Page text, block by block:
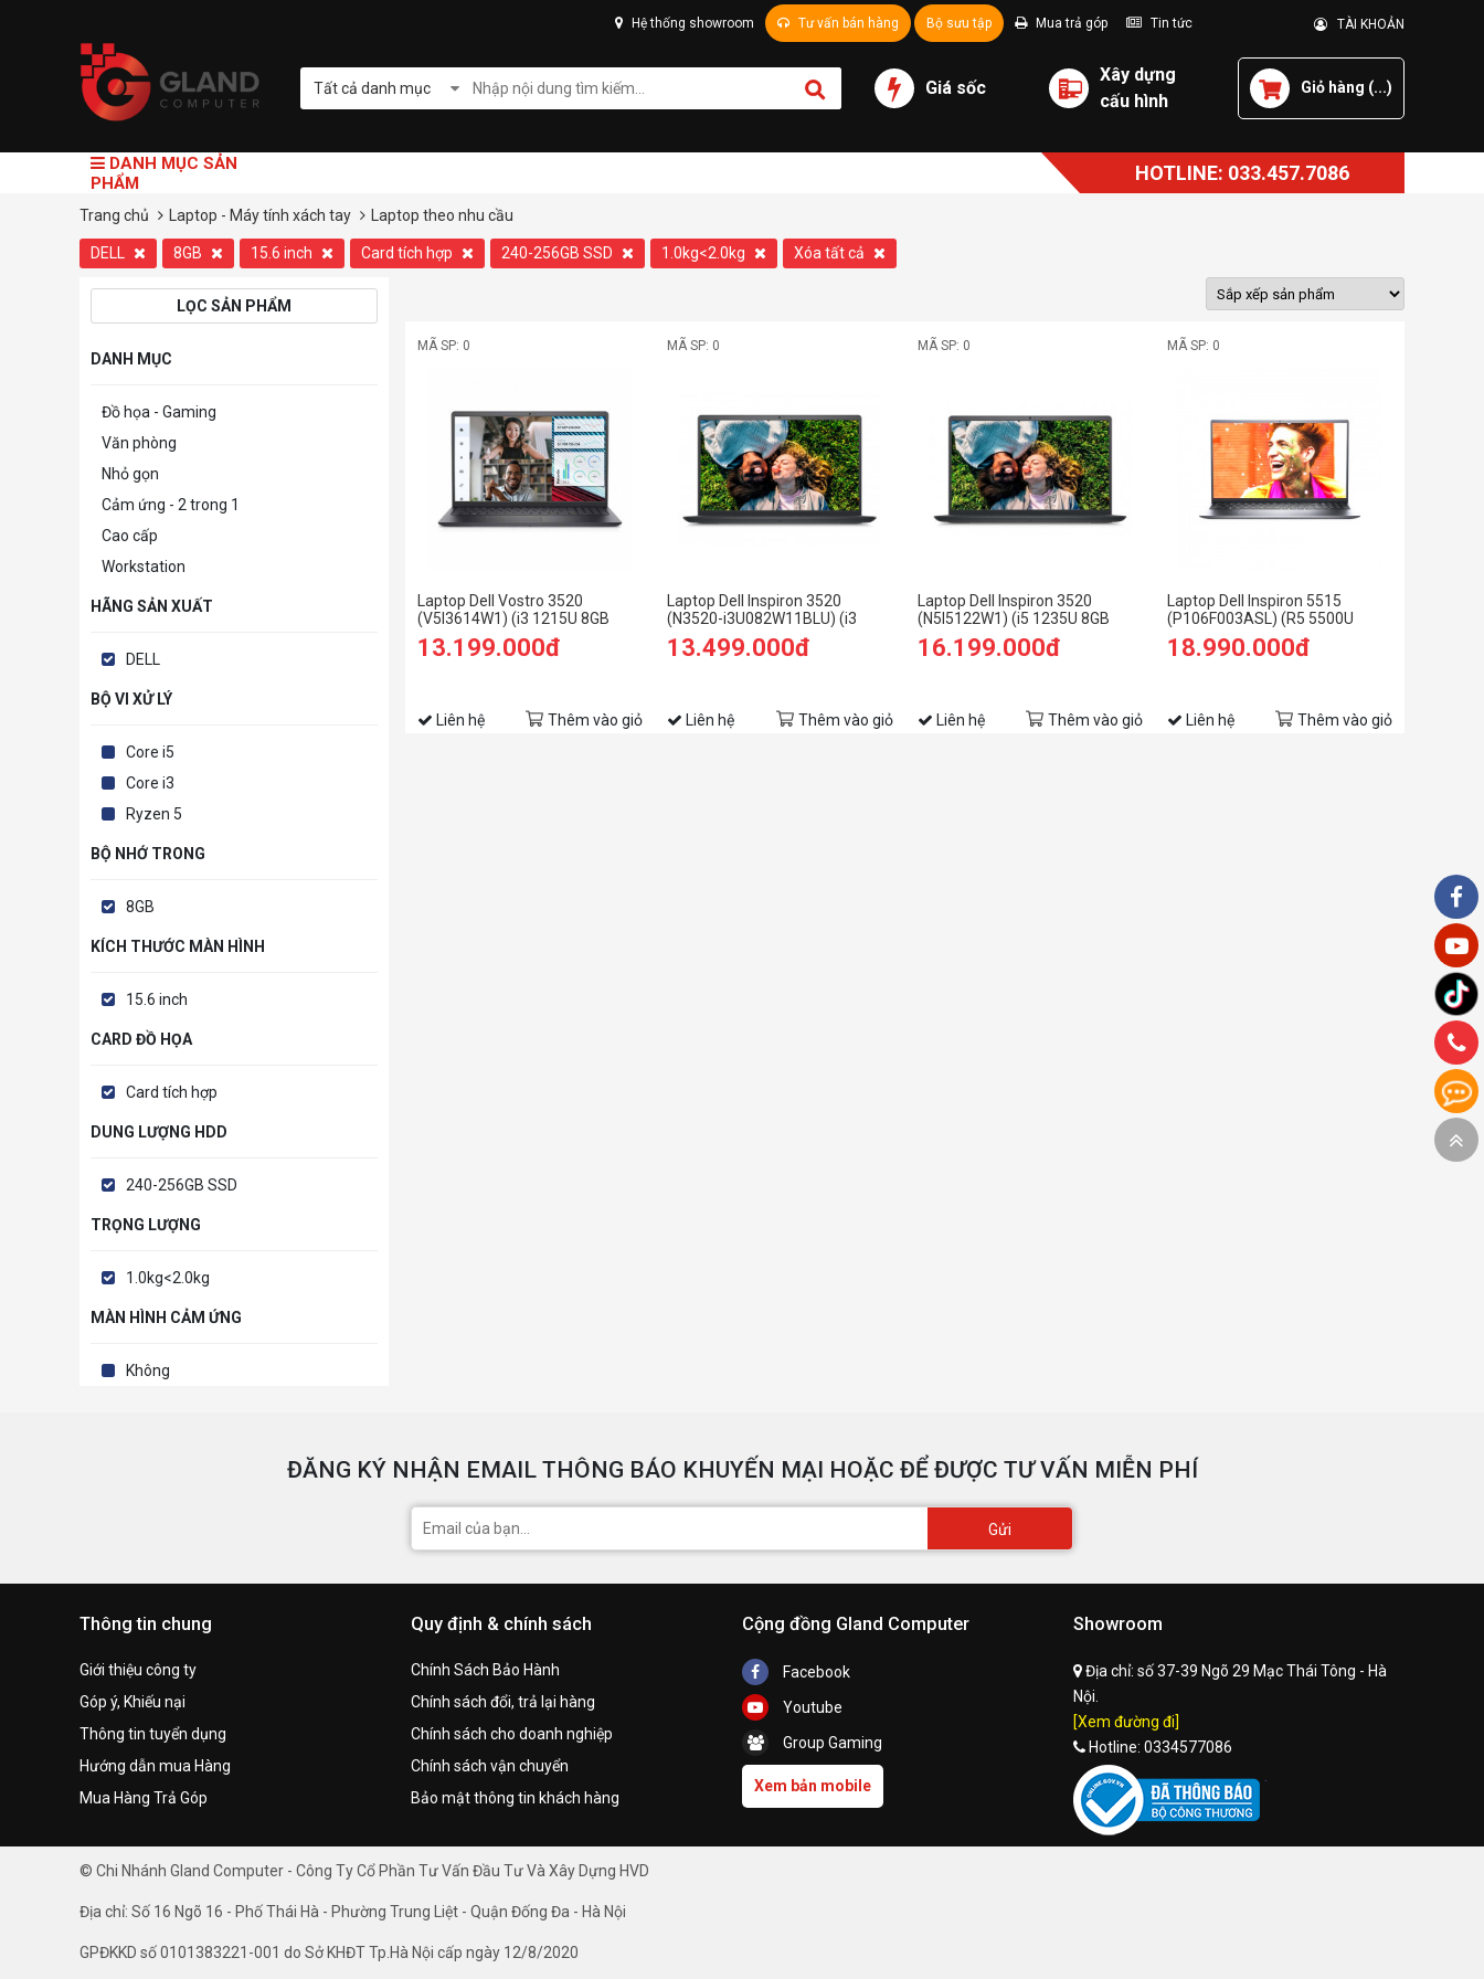
Hệ thống showroom Tư vấn bán hàng Bộ sưu tập Mua trả góp Tin tức TÀI KHOẢN
Tất cả danh mục Giá sốc
Xây dựng
cấu hình
Giỏ hàng (...)
DANH MỤC SẢN
PHẨM
HOTLINE: 033.457.7086
Trang chủ Laptop - Máy tính xách tay Laptop theo nhu cầu
DELL 8GB 15.6 inch Card tích hợp 240-256GB SSD 1.0kg<2.0kg Xóa tất cả
LỌC SẢN PHẨM
DANH MỤC
Đồ họa - Gaming
Văn phòng
Nhỏ gọn
Cảm ứng - 2 trong 1
Cao cấp
Workstation
HÃNG SẢN XUẤT
DELL
BỘ VI XỬ LÝ
Core i5
Core i3
Ryzen 5
BỘ NHỚ TRONG
8GB
KÍCH THƯỚC MÀN HÌNH
15.6 inch
CARD ĐỒ HỌA
Card tích hợp
DUNG LƯỢNG HDD
240-256GB SSD
TRỌNG LƯỢNG
1.0kg<2.0kg
MÀN HÌNH CẢM ỨNG
Không
MÃ SP: 0
Laptop Dell Vostro 3520
(V5I3614W1) (i3 1215U 8GB
RAM/256GB SSD/15.6 inch
FHD/Win11/OfficeHS21/Xám)
13.199.000đ
Liên hệ Thêm vào giỏ
MÃ SP: 0
Laptop Dell Inspiron 3520
(N3520-i3U082W11BLU) (i3
1215U 8GB RAM/256GB
SSD/15.6 inch
13.499.000đ
Liên hệ Thêm vào giỏ
MÃ SP: 0
Laptop Dell Inspiron 3520
(N5I5122W1) (i5 1235U 8GB
RAM/256GB SSD/15.6 inch
FHD/Win11/OfficeHS21/Đen)
16.199.000đ
Liên hệ Thêm vào giỏ
MÃ SP: 0
Laptop Dell Inspiron 5515
(P106F003ASL) (R5 5500U
8GBRAM/256GB SSD/15.6 inch
FHD/Win10+Office HS 19/Bạc)
18.990.000đ
Liên hệ Thêm vào giỏ
ĐĂNG KÝ NHẬN EMAIL THÔNG BÁO KHUYẾN MẠI HOẶC ĐỂ ĐƯỢC TƯ VẤN MIỄN PHÍ
Gửi
Thông tin chung
Giới thiệu công ty
Góp ý, Khiếu nại
Thông tin tuyển dụng
Hướng dẫn mua Hàng
Mua Hàng Trả Góp
Quy định & chính sách
Chính Sách Bảo Hành
Chính sách đổi, trả lại hàng
Chính sách cho doanh nghiệp
Chính sách vận chuyển
Bảo mật thông tin khách hàng
Cộng đồng Gland Computer
Facebook
Youtube
Group Gaming
Xem bản mobile
Showroom
Địa chỉ: số 37-39 Ngõ 29 Mạc Thái Tông - Hà
Nội.
[Xem đường đi]
Hotline: 0334577086
© Chi Nhánh Gland Computer - Công Ty Cổ Phần Tư Vấn Đầu Tư Và Xây Dựng HVD
Địa chỉ: Số 16 Ngõ 16 - Phố Thái Hà - Phường Trung Liệt - Quận Đống Đa - Hà Nội
GPĐKKD số 0101383221-001 do Sở KHĐT Tp.Hà Nội cấp ngày 12/8/2020